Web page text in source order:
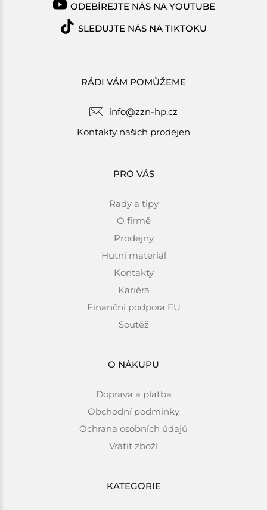
RÁDI VÁM POMŮŽEME
info@zzn-hp.cz
Kontakty našich prodejen
PRO VÁS
Rady a tipy
O firmě
Prodejny
Hutní materiál
Kontakty
Kariéra
Finanční podpora EU
Soutěž
O NÁKUPU
Doprava a platba
Obchodní podmínky
Ochrana osobních údajů
Vrátit zboží
KATEGORIE
ODEBÍREJTE NÁS NA YOUTUBE
SLEDUJTE NÁS NA TIKTOKU